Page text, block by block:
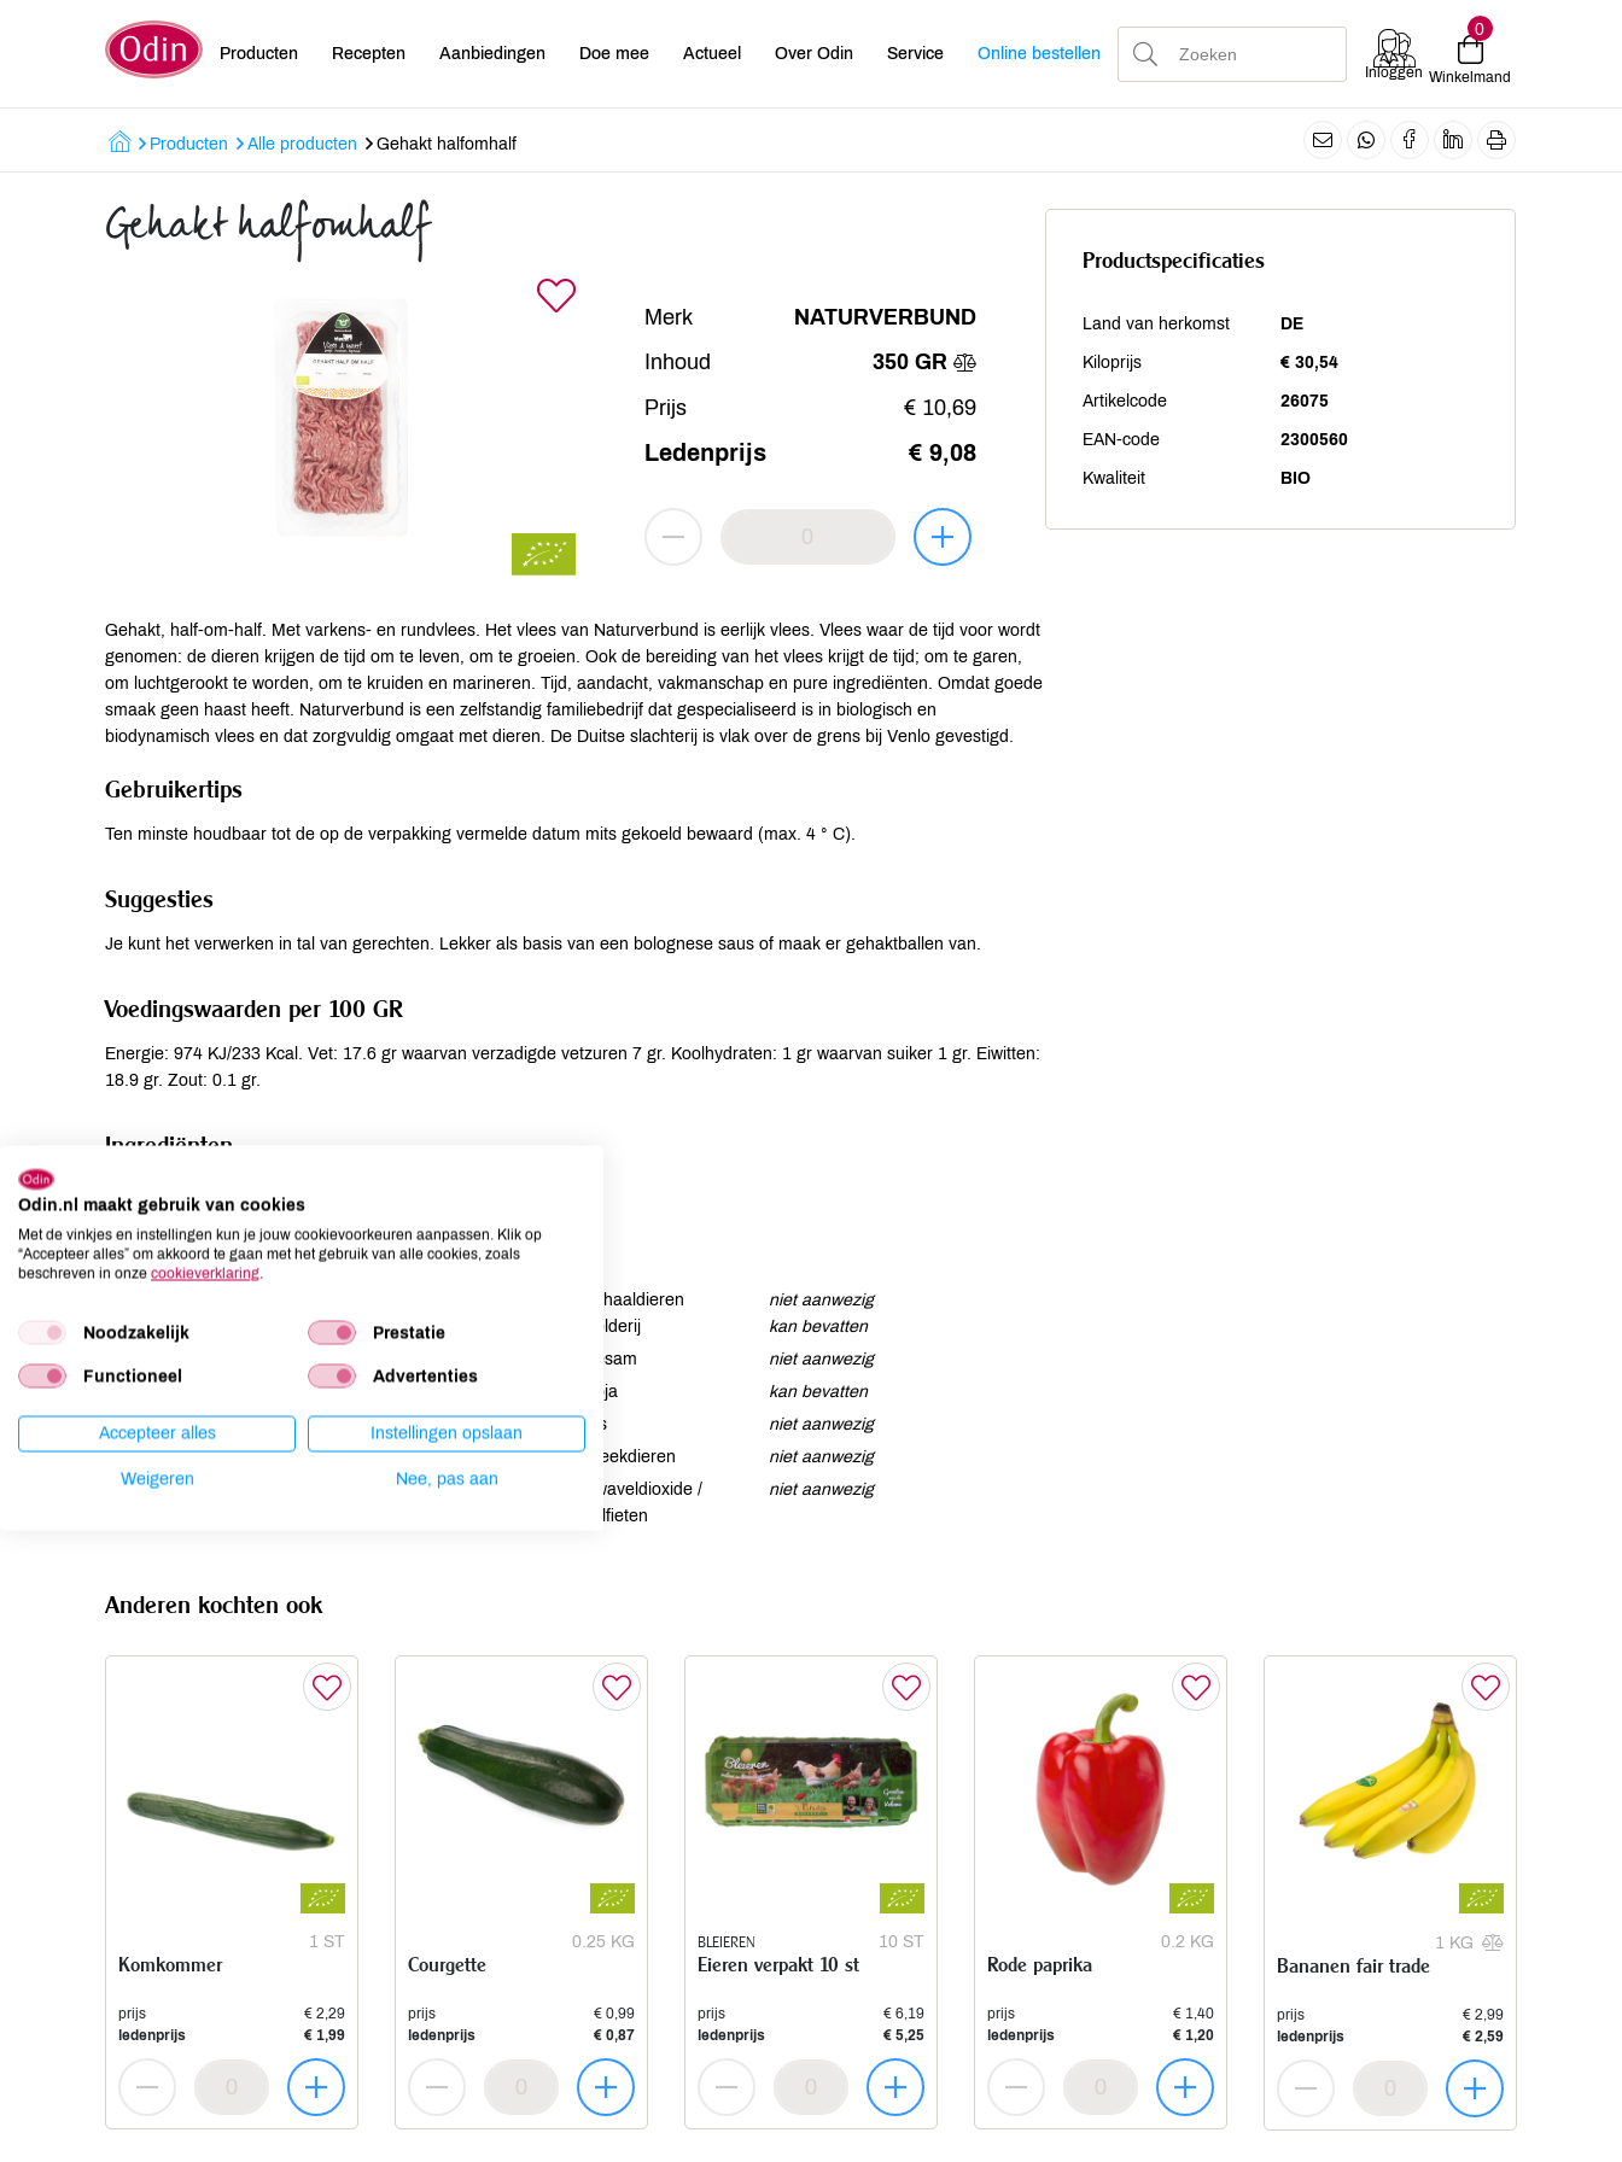
Producten Recepten Aanbiedingen Doe mee Actueel Over Odin Service Online bestellen
Inloggen
0
Winkelmand
Producten Alle producten Gehakt halfomhalf
Gehakt halfomhalf
Merk
NATURVERBUND
Inhoud
350 GR
Prijs
€ 10,69
Ledenprijs € 9,08
Gehakt, half-om-half. Met varkens- en rundvlees. Het vlees van Naturverbund is eerlijk vlees. Vlees waar de tijd voor wordt
genomen: de dieren krijgen de tijd om te leven, om te groeien. Ook de bereiding van het vlees krijgt de tijd; om te garen,
om luchtgerookt te worden, om te kruiden en marineren. Tijd, aandacht, vakmanschap en pure ingrediënten. Omdat goede
smaak geen haast heeft. Naturverbund is een zelfstandig familiebedrijf dat gespecialiseerd is in biologisch en
biodynamisch vlees en dat zorgvuldig omgaat met dieren. De Duitse slachterij is vlak over de grens bij Venlo gevestigd.
Gebruikertips
Ten minste houdbaar tot de op de verpakking vermelde datum mits gekoeld bewaard (max. 4 ° C).
Suggesties
Je kunt het verwerken in tal van gerechten. Lekker als basis van een bolognese saus of maak er gehaktballen van.
Voedingswaarden per 100 GR
Energie: 974 KJ/233 Kcal. Vet: 17.6 gr waarvan verzadigde vetzuren 7 gr. Koolhydraten: 1 gr waarvan suiker 1 gr. Eiwitten:
18.9 gr. Zout: 0.1 gr.
Ingrediënten
Allergenen
Ei
kan bevatten
Gluten
kan bevatten
Lupine
niet aanwezig
Schaaldieren
niet aanwezig
Selderij
kan bevatten
Sesam
niet aanwezig
Soja
kan bevatten
Vis
niet aanwezig
Weekdieren
niet aanwezig
Zwaveldioxide /
sulfieten
niet aanwezig
Productspecificaties
Land van herkomst DE
Kiloprijs € 30,54
Artikelcode 26075
EAN-code 2300560
Kwaliteit BIO
Anderen kochten ook
1 ST
Komkommer
prijs
€ 2,29
ledenprijs
€ 1,99
0.25 KG
Courgette
prijs
€ 0,99
ledenprijs
€ 0,87
BLEIEREN 10 ST
Eieren verpakt 10 st
prijs
€ 6,19
ledenprijs
€ 5,25
0.2 KG
Rode paprika
prijs
€ 1,40
ledenprijs
€ 1,20
1 KG
Bananen fair trade
prijs
€ 2,99
ledenprijs
€ 2,59
Odin.nl maakt gebruik van cookies
Met de vinkjes en instellingen kun je jouw cookievoorkeuren aanpassen. Klik op
“Accepteer alles” om akkoord te gaan met het gebruik van alle cookies, zoals
beschreven in onze cookieverklaring.
Noodzakelijk Prestatie
Functioneel Advertenties
Accepteer alles Instellingen opslaan
Weigeren Nee, pas aan